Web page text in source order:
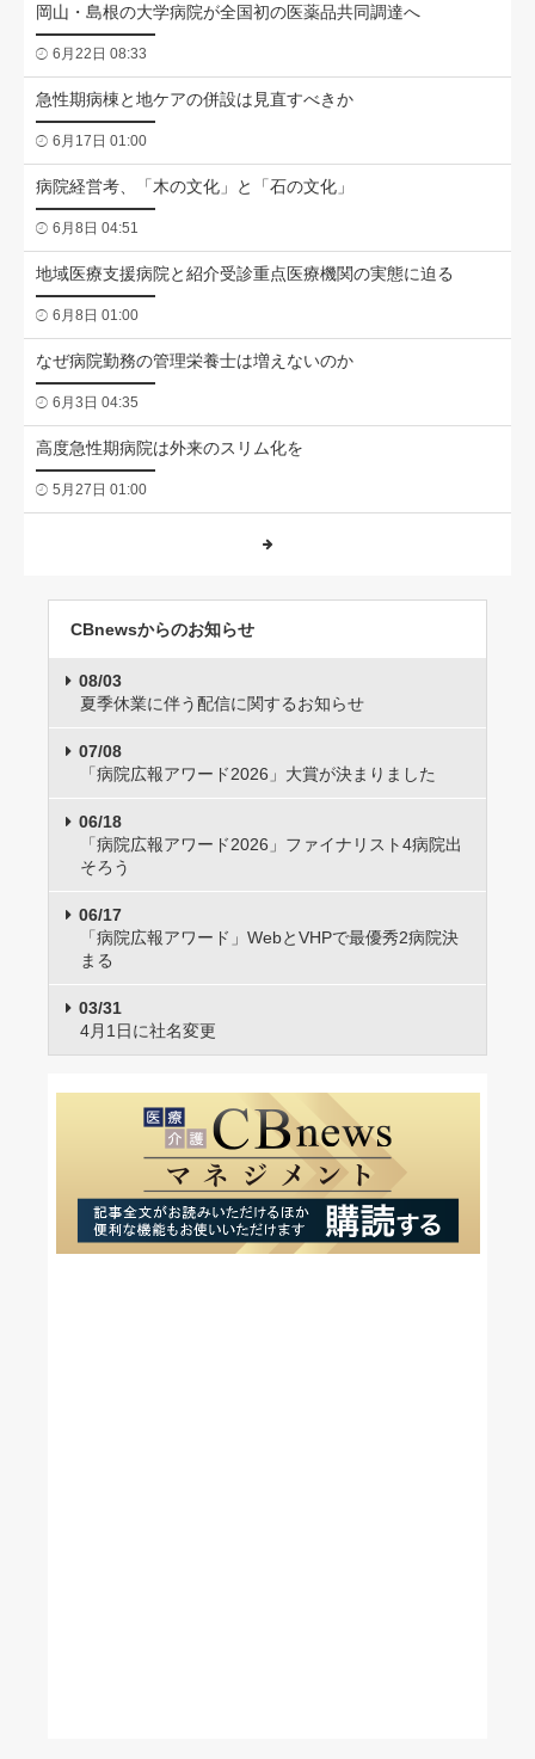
岡山・島根の大学病院が全国初の医薬品共同調達へ
6月22日 08:33
急性期病棟と地ケアの併設は見直すべきか
6月17日 01:00
病院経営考、「木の文化」と「石の文化」
6月8日 04:51
地域医療支援病院と紹介受診重点医療機関の実態に迫る
6月8日 01:00
なぜ病院勤務の管理栄養士は増えないのか
6月3日 04:35
高度急性期病院は外来のスリム化を
5月27日 01:00
CBnewsからのお知らせ
08/03
夏季休業に伴う配信に関するお知らせ
07/08
「病院広報アワード2026」大賞が決まりました
06/18
「病院広報アワード2026」ファイナリスト4病院出
そろう
06/17
「病院広報アワード」WebとVHPで最優秀2病院決
まる
03/31
4月1日に社名変更